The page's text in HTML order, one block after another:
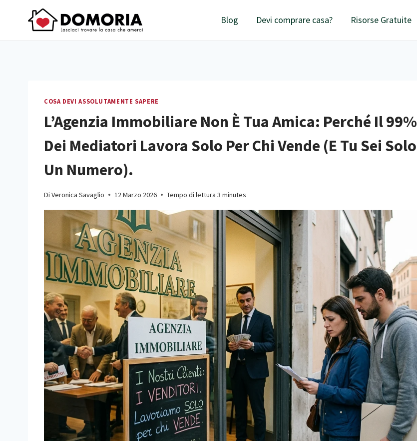
Blog Devi comprare casa? Risorse Gratuite
COSA DEVI ASSOLUTAMENTE SAPERE
L’Agenzia Immobiliare Non È Tua Amica: Perché Il 99%
Dei Mediatori Lavora Solo Per Chi Vende (e Tu Sei Solo
Un Numero).
Di Veronica Savaglio 12 Marzo 2026 Tempo di lettura 3minutes